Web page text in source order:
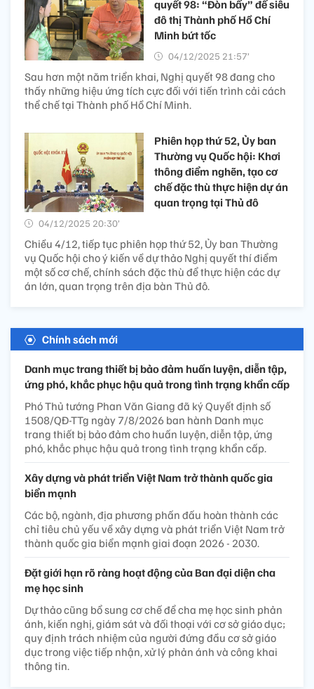
quyết 98: “Đòn bẩy” để siêu
đô thị Thành phố Hồ Chí
Minh bứt tốc
04/12/2025 21:57’
Sau hơn một năm triển khai, Nghị quyết 98 đang cho
thấy những hiệu ứng tích cực đối với tiến trình cải cách
thể chế tại Thành phố Hồ Chí Minh.
Phiên họp thứ 52, Ủy ban
Thường vụ Quốc hội: Khơi
thông điểm nghẽn, tạo cơ
chế đặc thù thực hiện dự án
quan trọng tại Thủ đô
04/12/2025 20:30’
Chiều 4/12, tiếp tục phiên họp thứ 52, Ủy ban Thường
vụ Quốc hội cho ý kiến về dự thảo Nghị quyết thí điểm
một số cơ chế, chính sách đặc thù để thực hiện các dự
án lớn, quan trọng trên địa bàn Thủ đô.
Chính sách mới
Danh mục trang thiết bị bảo đảm huấn luyện, diễn tập,
ứng phó, khắc phục hậu quả trong tình trạng khẩn cấp
Phó Thủ tướng Phan Văn Giang đã ký Quyết định số
1508/QĐ-TTg ngày 7/8/2026 ban hành Danh mục
trang thiết bị bảo đảm cho huấn luyện, diễn tập, ứng
phó, khắc phục hậu quả trong tình trạng khẩn cấp.
Xây dựng và phát triển Việt Nam trở thành quốc gia
biển mạnh
Các bộ, ngành, địa phương phấn đấu hoàn thành các
chỉ tiêu chủ yếu về xây dựng và phát triển Việt Nam trở
thành quốc gia biển mạnh giai đoạn 2026 - 2030.
Đặt giới hạn rõ ràng hoạt động của Ban đại diện cha
mẹ học sinh
Dự thảo cũng bổ sung cơ chế để cha mẹ học sinh phản
ánh, kiến nghị, giám sát và đối thoại với cơ sở giáo dục;
quy định trách nhiệm của người đứng đầu cơ sở giáo
dục trong việc tiếp nhận, xử lý phản ánh và công khai
thông tin.